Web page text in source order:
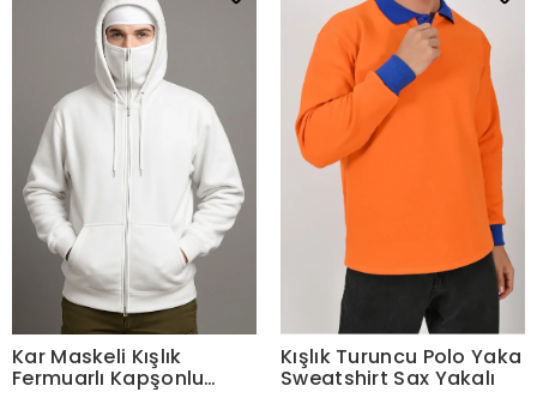
Kar Maskeli Kışlık
Fermuarlı Kapşonlu
Kışlık Turuncu Polo Yaka
Sweatshirt Sax Yakalı